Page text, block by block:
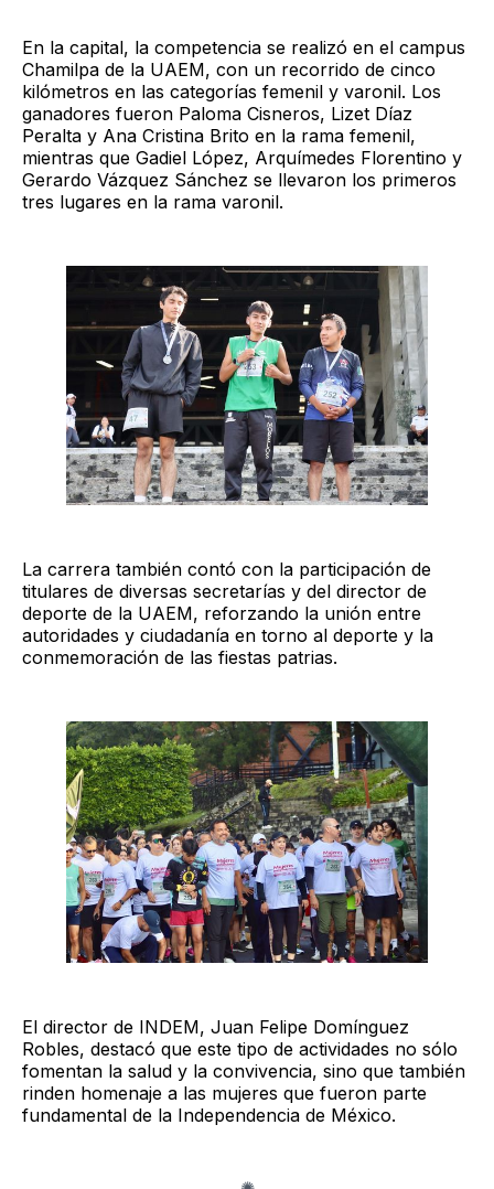
En la capital, la competencia se realizó en el campus
Chamilpa de la UAEM, con un recorrido de cinco
kilómetros en las categorías femenil y varonil. Los
ganadores fueron Paloma Cisneros, Lizet Díaz
Peralta y Ana Cristina Brito en la rama femenil,
mientras que Gadiel López, Arquímedes Florentino y
Gerardo Vázquez Sánchez se llevaron los primeros
tres lugares en la rama varonil.
La carrera también contó con la participación de
titulares de diversas secretarías y del director de
deporte de la UAEM, reforzando la unión entre
autoridades y ciudadanía en torno al deporte y la
conmemoración de las fiestas patrias.
El director de INDEM, Juan Felipe Domínguez
Robles, destacó que este tipo de actividades no sólo
fomentan la salud y la convivencia, sino que también
rinden homenaje a las mujeres que fueron parte
fundamental de la Independencia de México.